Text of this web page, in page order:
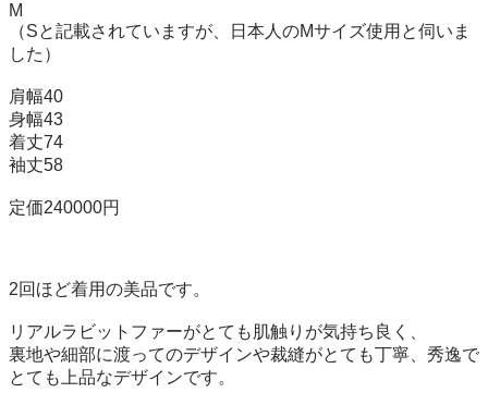
M
（Sと記載されていますが、日本人のMサイズ使用と伺いま
した）
肩幅40
身幅43
着丈74
袖丈58
定価240000円
2回ほど着用の美品です。
リアルラビットファーがとても肌触りが気持ち良く、
裏地や細部に渡ってのデザインや裁縫がとても丁寧、秀逸で
とても上品なデザインです。